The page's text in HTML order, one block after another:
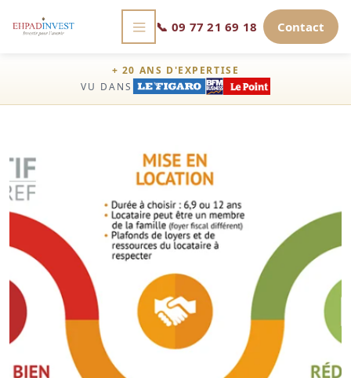
📞 09 77 21 69 18 Contact
+ 20 ANS D'EXPERTISE
VU DANS